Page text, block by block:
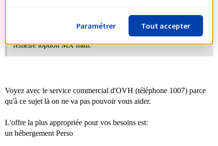
hébergements , 1 domaine en plus, une option mail pro, et dans
tous ça de résilier 2 hébergements et perdre la posibilite de
remetre loption MX mail.
Voyez avec le service commercial d'OVH (téléphone 1007) parce
qu'à ce sujet là on ne va pas pouvoir vous aider.
L'offre la plus appropriée pour vos besoins est:
un hébergement Perso
Paramétrer Tout accepter